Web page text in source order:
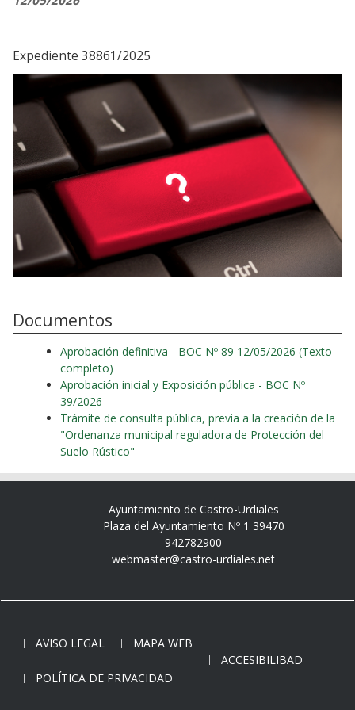
Expediente 38861/2025
Documentos
Aprobación definitiva - BOC Nº 89 12/05/2026 (Texto
completo)
Aprobación inicial y Exposición pública - BOC Nº
39/2026
Trámite de consulta pública, previa a la creación de la
"Ordenanza municipal reguladora de Protección del
Suelo Rústico"
Ayuntamiento de Castro-Urdiales
Plaza del Ayuntamiento Nº 1 39470
942782900
webmaster@castro-urdiales.net
AVISO LEGAL
MAPA WEB
ACCESIBILIBAD
POLÍTICA DE PRIVACIDAD